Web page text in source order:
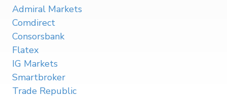
Admiral Markets
Comdirect
Consorsbank
Flatex
IG Markets
Smartbroker
Trade Republic